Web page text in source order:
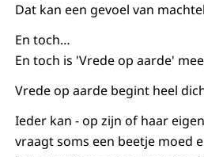
Dat kan een gevoel van
En toch…
En toch is 'Vrede op aarde'
Vrede op aarde begint heel
Ieder kan - op zijn of haar
vraagt soms een beetje moed